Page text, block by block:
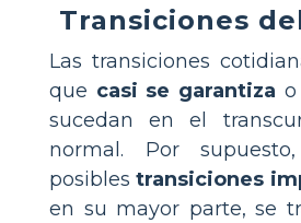
Transiciones
Las transiciones
que casi se garantiza o
sucedan en el
normal. Por
posiblestransiciones
en su mayor parte, se